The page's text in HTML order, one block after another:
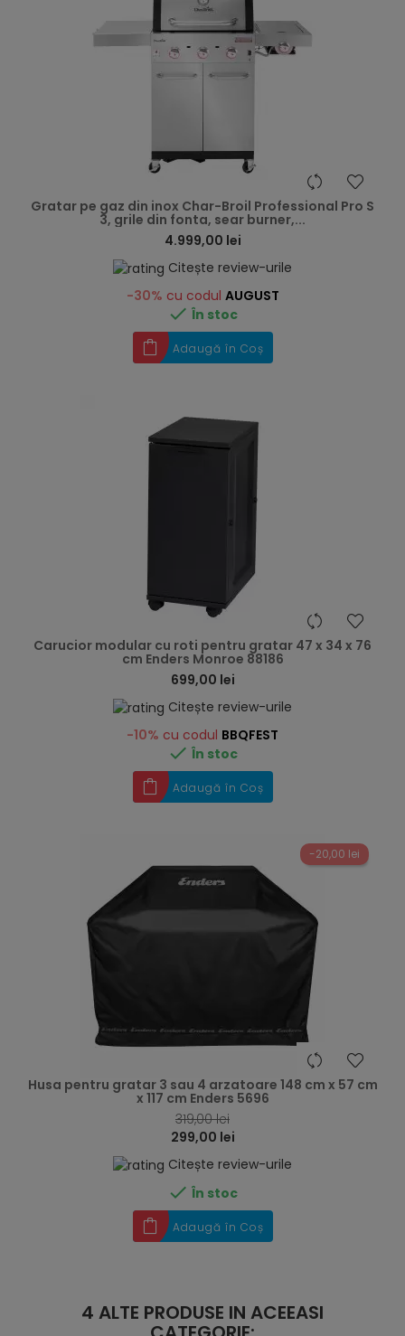
Gratar pe gaz din inox Char-Broil Professional Pro S
3, grile din fonta, sear burner,...
4.999,00 lei
Citește review-urile
-30% cu codul AUGUST
 În stoc
Adaugă în Coș
Carucior modular cu roti pentru gratar 47 x 34 x 76
cm Enders Monroe 88186
699,00 lei
Citește review-urile
-10% cu codul BBQFEST
 În stoc
Adaugă în Coș
-20,00 lei
Husa pentru gratar 3 sau 4 arzatoare 148 cm x 57 cm
x 117 cm Enders 5696
319,00 lei
299,00 lei
Citește review-urile
 În stoc
Adaugă în Coș
4 ALTE PRODUSE IN ACEEASI